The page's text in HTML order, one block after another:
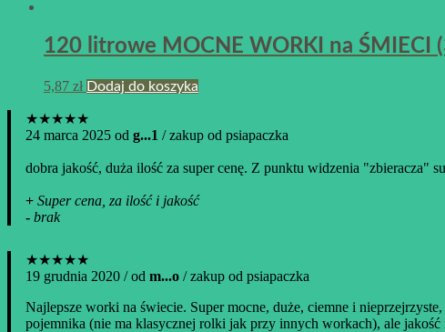
120 litrowe MOCNE WORKI na ŚMIECI
5,87 zł Dodaj do koszyka
★★★★★
24 marca 2025 od g...1 / zakup od psiapaczka
dobra jakość, duża ilość za super cenę. Z punktu widzenia "zbieracza"
+ Super cena, za ilość i jakość
- brak
★★★★★
19 grudnia 2020 / od m...o / zakup od psiapaczka
Najlepsze worki na świecie. Super mocne, duże, ciemne i
pojemnika (nie ma klasycznej rolki jak przy innych workach), ale jakość